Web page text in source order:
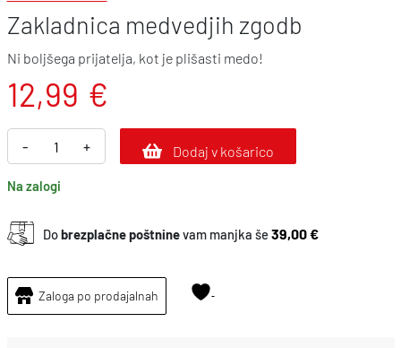
Zakladnica medvedjih zgodb
Ni boljšega prijatelja, kot je plišasti medo!
12,99 €
-
a
k
a
+ Dodaj v košarico
Na zalogi
Dobrezplačne poštninevam manjka še39,00 €
Zaloga po prodajalnah